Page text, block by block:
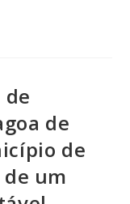
de
de
de
um